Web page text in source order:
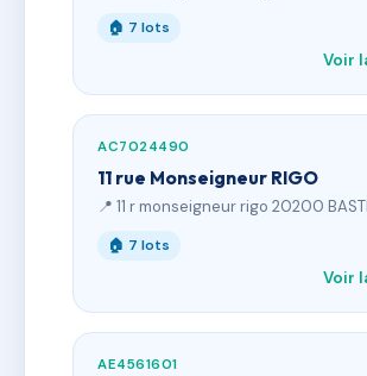
🏠 7 lots
Voir
AC7024490
11 rue Monseigneur RIGO
📍 11 r monseigneur rigo 20200
🏠 7 lots
Voir
AE4561601